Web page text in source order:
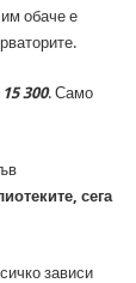
обаче е
15 300. Само
сега
зависи